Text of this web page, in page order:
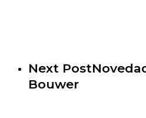
Next Post
Bouwer